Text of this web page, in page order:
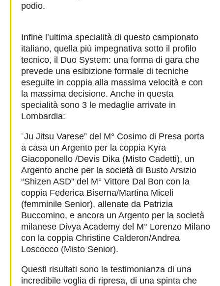
podio.
Infine l’ultima specialità di questo campionato
italiano, quella più impegnativa sotto il profilo
tecnico, il Duo System: una forma di gara che
prevede una esibizione formale di tecniche
eseguite in coppia alla massima velocità e con
la massima decisione. Anche in questa
specialità sono 3 le medaglie arrivate in
Lombardia:
“Ju Jitsu Varese” del M° Cosimo di Presa porta
a casa un Argento per la coppia Kyra
Giacoponello /Devis Dika (Misto Cadetti), un
Argento anche per la società di Busto Arsizio
“Shizen ASD” del M° Vittore Dal Bon con la
coppia Federica Biserna/Martina Miceli
(femminile Senior), allenate da Patrizia
Buccomino, e ancora un Argento per la società
milanese Divya Academy del M° Lorenzo Milano
con la coppia Christine Calderon/Andrea
Loscocco (Misto Senior).
Questi risultati sono la testimonianza di una
incredibile voglia di ripresa, di una spinta che